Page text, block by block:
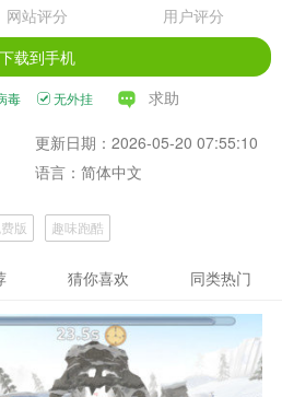
网站评分
用户评分
下载到手机
毒 无外挂 求助
更新日期：2026-05-20 07:55:10
语言：简体中文
版 趣味跑酷
猜你喜欢 同类热门